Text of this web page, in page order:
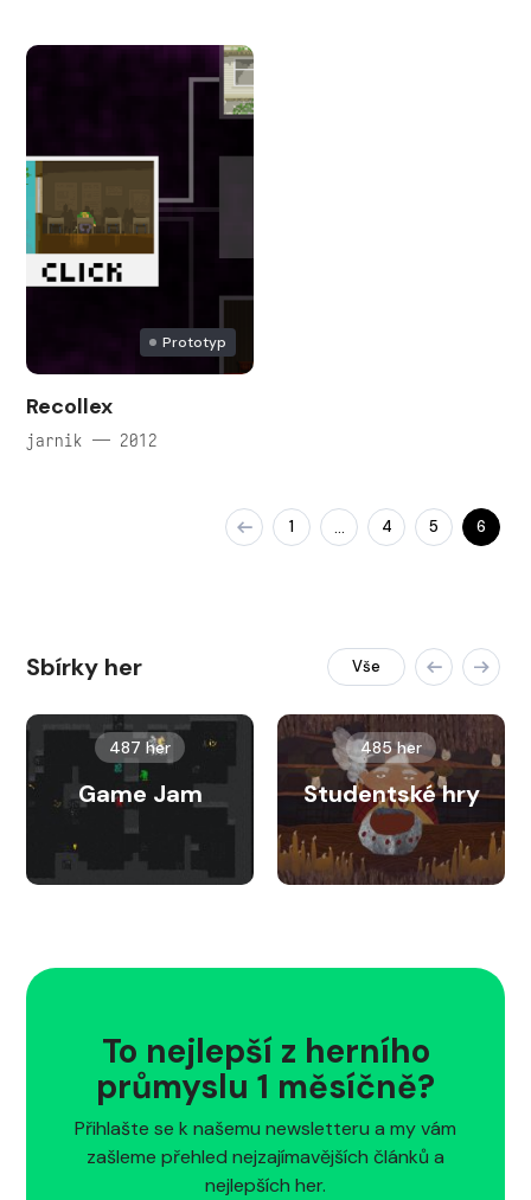
Prototyp
Recollex
jarnik — 2012
1 … 4 5 6
Sbírky her Vše
487 her
Game Jam
485 her
Studentské hry
To nejlepší z herního
průmyslu 1 měsíčně?
Přihlašte se k našemu newsletteru a my vám
zašleme přehled nejzajímavějších článků a
nejlepších her.